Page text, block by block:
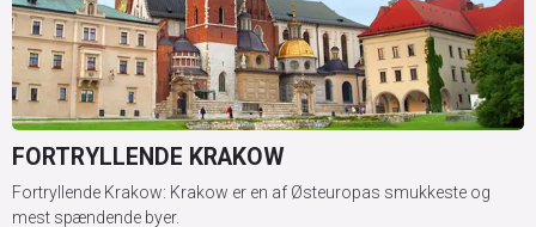
FORTRYLLENDE KRAKOW
Fortryllende Krakow: Krakow er en af Østeuropas smukkeste og
mest spændende byer.